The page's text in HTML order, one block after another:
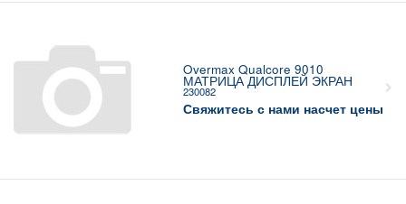
Overmax Qualcore 9010
МАТРИЦА ДИСПЛЕЙ ЭКРАН
230082
Свяжитесь с нами насчет цены